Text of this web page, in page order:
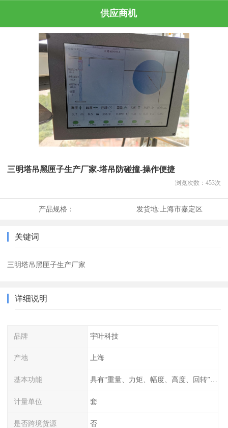
供应商机
三明塔吊黑匣子生产厂家-塔吊防碰撞-操作便捷
浏览次数： 453次
产品规格： 发货地:上海市嘉定区
关键词
三明塔吊黑匣子生产厂家
详细说明
品牌 宇叶科技
产地 上海
基本功能 具有“重量、力矩、幅度、高度、回转”等参数的显示、记录、报警功
计量单位 套
是否跨境货源 否